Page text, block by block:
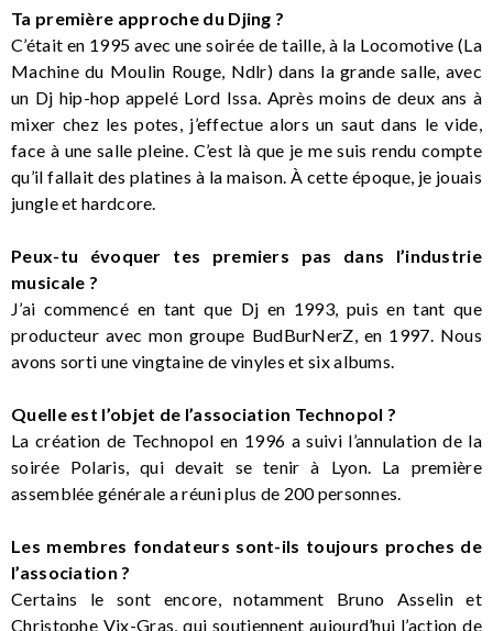
Ta première approche du Djing ?
C’était en 1995 avec une soirée de taille, à la Locomotive (La
Machine du Moulin Rouge, Ndlr) dans la grande salle, avec
un Dj hip-hop appelé Lord Issa. Après moins de deux ans à
mixer chez les potes, j’effectue alors un saut dans le vide,
face à une salle pleine. C’est là que je me suis rendu compte
qu’il fallait des platines à la maison. À cette époque, je jouais
jungle et hardcore.
Peux-tu évoquer tes premiers pas dans l’industrie
musicale ?
J’ai commencé en tant que Dj en 1993, puis en tant que
producteur avec mon groupe BudBurNerZ, en 1997. Nous
avons sorti une vingtaine de vinyles et six albums.
Quelle est l’objet de l’association Technopol ?
La création de Technopol en 1996 a suivi l’annulation de la
soirée Polaris, qui devait se tenir à Lyon. La première
assemblée générale a réuni plus de 200 personnes.
Les membres fondateurs sont-ils toujours proches de
l’association ?
Certains le sont encore, notamment Bruno Asselin et
Christophe Vix-Gras, qui soutiennent aujourd’hui l’action de